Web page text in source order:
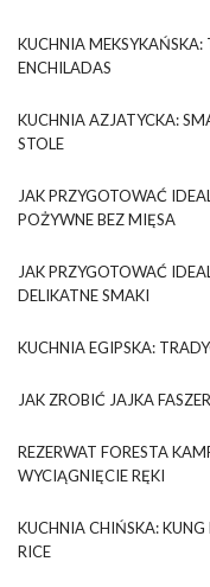
KUCHNIA MEKSYKAŃSKA:
ENCHILADAS
KUCHNIA AZJATYCKA:
STOLE
JAK PRZYGOTOWAĆ
POŻYWNE BEZ MIĘSA
JAK PRZYGOTOWAĆ
DELIKATNE SMAKI
KUCHNIA EGIPSKA:
JAK ZROBIĆ JAJKA
REZERWAT FORESTA
WYCIĄGNIĘCIE RĘKI
KUCHNIA CHIŃSKA: KUNG
RICE